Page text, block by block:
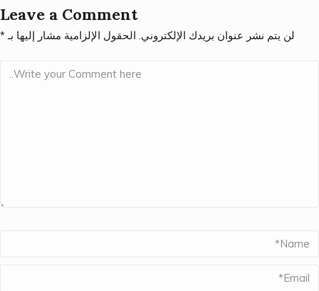
Leave a Comment
لن يتم نشر عنوان بريدك الإلكتروني. الحقول الإلزامية مشار إليها بـ*